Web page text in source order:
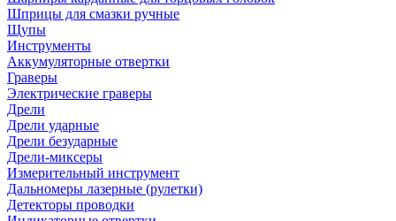
Шприцы для смазки ручные
Щупы
Инструменты
Аккумуляторные отвертки
Граверы
Электрические граверы
Дрели
Дрели ударные
Дрели безударные
Дрели-миксеры
Измерительный инструмент
Дальномеры лазерные (рулетки)
Детекторы проводки